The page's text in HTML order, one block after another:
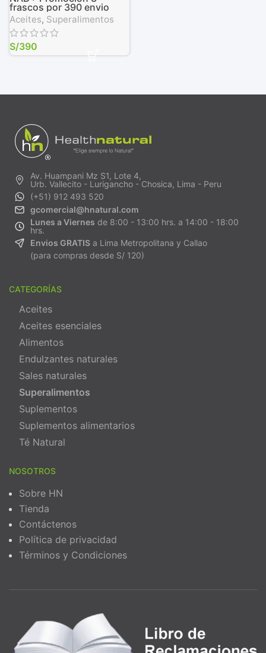
frascos por 390 envio
pagado
Aceites, Superalimentos
S/390
Av. Huampani Mz S1, Lote 4,
Urb. Vallecito - Lurigancho - Chosica, Lima - Peru
(+51) 912 493 520
gcomercial@hnatural.com
Lunes a Viernes de 8:00 - 13:00 hrs. a 14:00 - 18:00
hrs.
Envios GRATIS a Lima Metropolitana y Callao
(para compras desde S/ 120)
CATEGORÍAS
Aceites
Aceites esenciales
Alimentos
Endulzantes naturales
Sales naturales
Superalimentos
Suplementos
Suplementos alimentarios
Té Natural
NOSOTROS
Sobre HN
Tienda
Contáctenos
Política de privacidad
Términos y Condiciones